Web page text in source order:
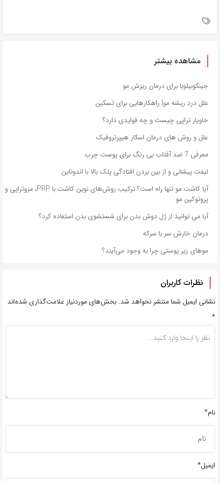
مشاهده بیشتر
جینکوبیلوبا برای درمان ریزش مو
علل درد ریشه مو| راهکارهایی برای تسکین
خاویار تراپی چیست و چه فوایدی دارد؟
علل و روش های درمان اسکار هیپرتروفیک
معرفی 7 ضد آفتاب بی رنگ برای پوست چرب
لیفت پیشانی و از بین بردن افتادگی پلک بالا با اندوتاین
آیا کاشت مو تنها راه است؟ ترکیب روش‌های نوین کاشت با PRP، مزوتراپی و
پروتوکین مو
آیا می توانید از ژل دوش بدن برای شستشوی بدن استفاده کرد؟
درمان خارش سر با سرکه
مو‌های زیر پوستی چرا به وجود می‌آیند؟
نظرات کاربران
نشانی ایمیل شما منتشر نخواهد شد. بخش‌های موردنیاز علامت‌گذاری شده‌اند
*
نام*
ایمیل*